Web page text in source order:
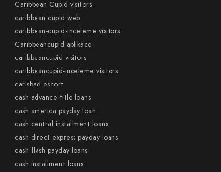
Caribbean Cupid visitors
caribbean cupid web
caribbean-cupid-inceleme visitors
Caribbeancupid aplikace
caribbeancupid visitors
caribbeancupid-inceleme visitors
carlsbad escort
cash advance title loans
cash america payday loan
cash central installment loans
cash direct express payday loans
cash flash payday loans
cash installment loans